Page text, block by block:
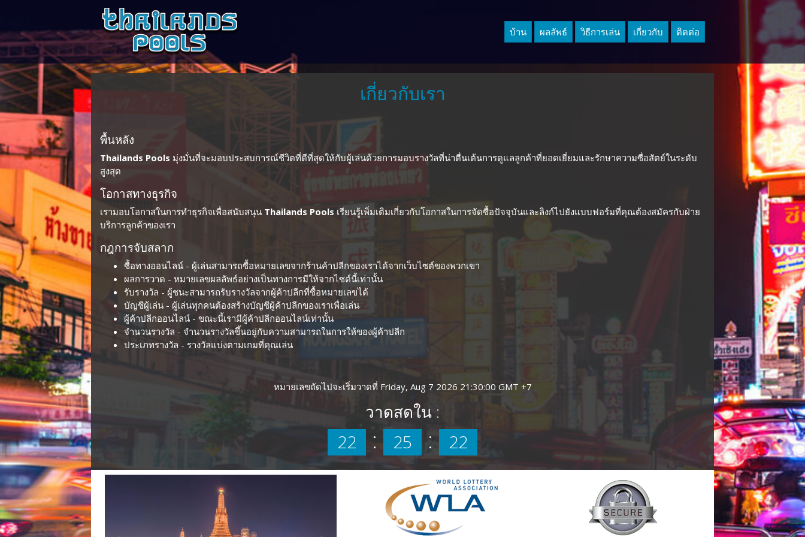
บ้าน ผลลัพธ์ วิธีการเล่น เกี่ยวกับ ติดต่อ
เกี่ยวกับเรา
พื้นหลัง
Thailands Pools มุ่งมั่นที่จะมอบประสบการณ์ชีวิตที่ดีที่สุดให้กับผู้เล่นด้วยการมอบรางวัลที่น่าตื่นเต้นการดูแลลูกค้าที่ยอดเยี่ยมและรักษาความซื่อสัตย์ในระดับ
สูงสุด
โอกาสทางธุรกิจ
เรามอบโอกาสในการทำธุรกิจเพื่อสนับสนุน Thailands Pools เรียนรู้เพิ่มเติมเกี่ยวกับโอกาสในการจัดซื้อปัจจุบันและลิงก์ไปยังแบบฟอร์มที่คุณต้องสมัครกับฝ่าย
บริการลูกค้าของเรา
กฎการจับสลาก
ซื้อทางออนไลน์ - ผู้เล่นสามารถซื้อหมายเลขจากร้านค้าปลีกของเราได้จากเว็บไซต์ของพวกเขา
ผลการวาด - หมายเลขผลลัพธ์อย่างเป็นทางการมีให้จากไซต์นี้เท่านั้น
รับรางวัล - ผู้ชนะสามารถรับรางวัลจากผู้ค้าปลีกที่ซื้อหมายเลขได้
บัญชีผู้เล่น - ผู้เล่นทุกคนต้องสร้างบัญชีผู้ค้าปลีกของเราเพื่อเล่น
ผู้ค้าปลีกออนไลน์ - ขณะนี้เรามีผู้ค้าปลีกออนไลน์เท่านั้น
จำนวนรางวัล - จำนวนรางวัลขึ้นอยู่กับความสามารถในการให้ของผู้ค้าปลีก
ประเภทรางวัล - รางวัลแบ่งตามเกมที่คุณเล่น
หมายเลขถัดไปจะเริ่มวาดที่ Friday, Aug 7 2026 21:30:00 GMT +7
วาดสดใน :
22 : 25 : 21